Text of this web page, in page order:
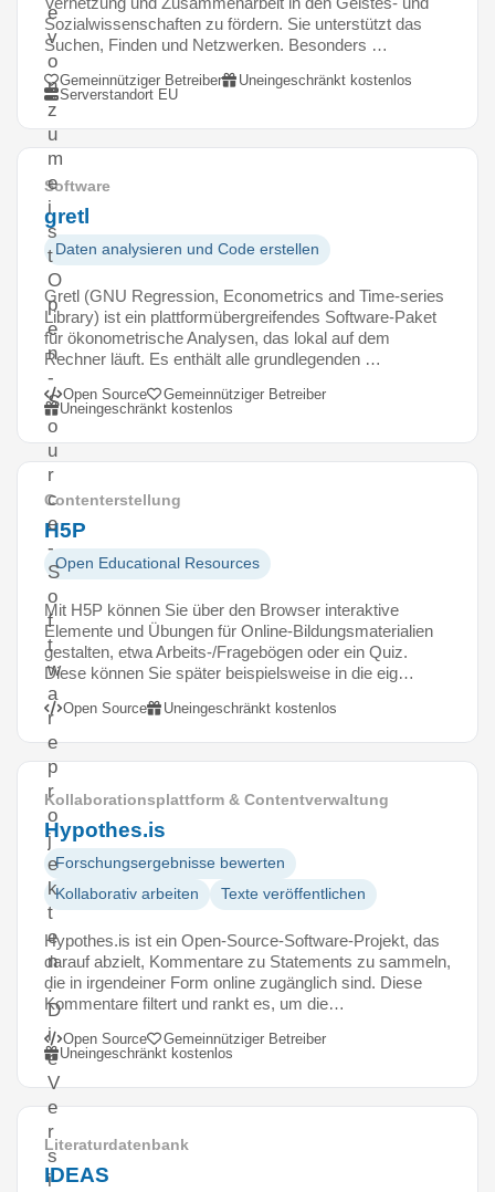
e
v
o
n
z
u
m
e
i
s
t
O
p
e
n
-
S
o
u
r
c
e
-
S
o
f
t
w
a
r
e
p
r
o
j
e
k
t
e
n
.
D
i
e
V
e
r
s
i
Sozialwissenschaften zu fördern. Sie unterstützt das
Suchen, Finden und Netzwerken. Besonders …
Gemeinnütziger Betreiber
Uneingeschränkt kostenlos
Serverstandort EU
Software
gretl
Daten analysieren und Code erstellen
Gretl (GNU Regression, Econometrics and Time-series
Library) ist ein plattformübergreifendes Software-Paket
für ökonometrische Analysen, das lokal auf dem
Rechner läuft. Es enthält alle grundlegenden …
Open Source
Gemeinnütziger Betreiber
Uneingeschränkt kostenlos
Contenterstellung
H5P
Open Educational Resources
Mit H5P können Sie über den Browser interaktive
Elemente und Übungen für Online-Bildungsmaterialien
gestalten, etwa Arbeits-/Fragebögen oder ein Quiz.
Diese können Sie später beispielsweise in die eig…
Open Source Uneingeschränkt kostenlos
Kollaborationsplattform & Contentverwaltung
Hypothes.is
Forschungsergebnisse bewerten
Kollaborativ arbeiten
Texte veröffentlichen
Hypothes.is ist ein Open-Source-Software-Projekt, das
darauf abzielt, Kommentare zu Statements zu sammeln,
die in irgendeiner Form online zugänglich sind. Diese
Kommentare filtert und rankt es, um die…
Open Source
Gemeinnütziger Betreiber
Uneingeschränkt kostenlos
Literaturdatenbank
IDEAS